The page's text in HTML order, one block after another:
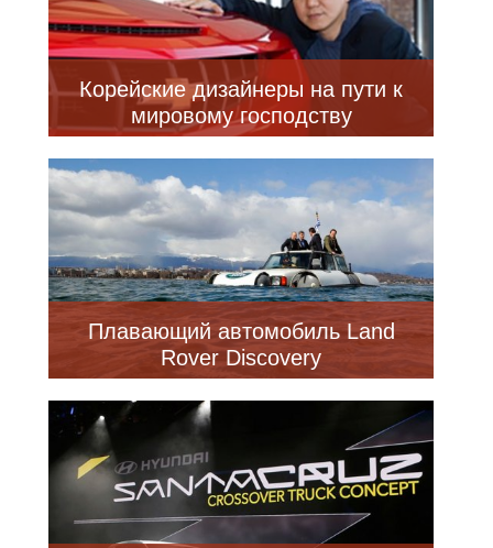
Корейские дизайнеры на пути к
мировому господству
Плавающий автомобиль Land
Rover Discovery